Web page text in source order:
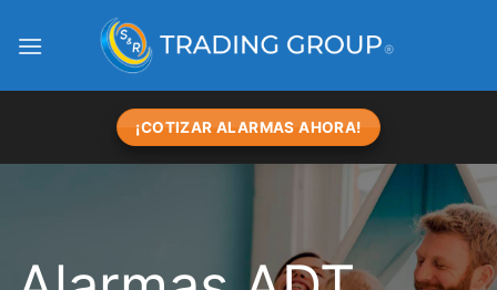
¡COTIZAR ALARMAS AHORA!